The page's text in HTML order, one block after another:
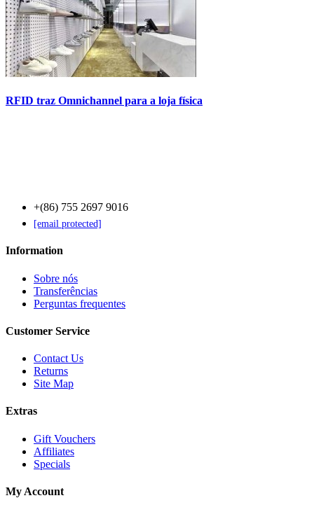
RFID traz Omnichannel para a loja física
+(86) 755 2697 9016
[email protected]
Information
Sobre nós
Transferências
Perguntas frequentes
Customer Service
Contact Us
Returns
Site Map
Extras
Gift Vouchers
Affiliates
Specials
My Account